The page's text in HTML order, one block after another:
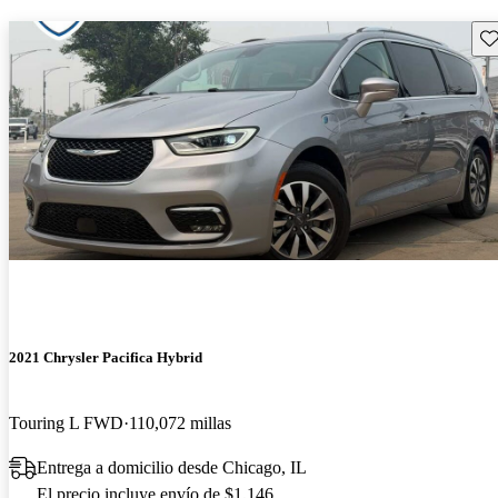
2021 Chrysler Pacifica Hybrid
Touring L FWD 110,072 millas
Entrega a domicilio desde Chicago, IL